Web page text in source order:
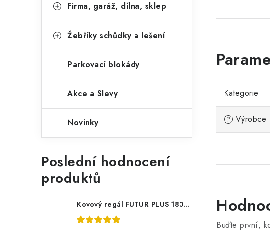
Firma, garáž, dílna, sklep
Žebříky schůdky a lešení
Parkovací blokády
Akce a Slevy
Novinky
Poslední hodnocení
produktů
Kovový regál FUTUR PLUS 180x120x45 5 polic Nosnost 1000 KG - pozinkovaný
Kategorie
? Výrobce
Buďte první,